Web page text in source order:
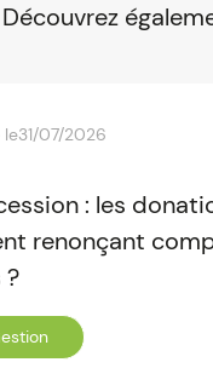
Découvrez
le31/07/2026
: les
renonçant
?